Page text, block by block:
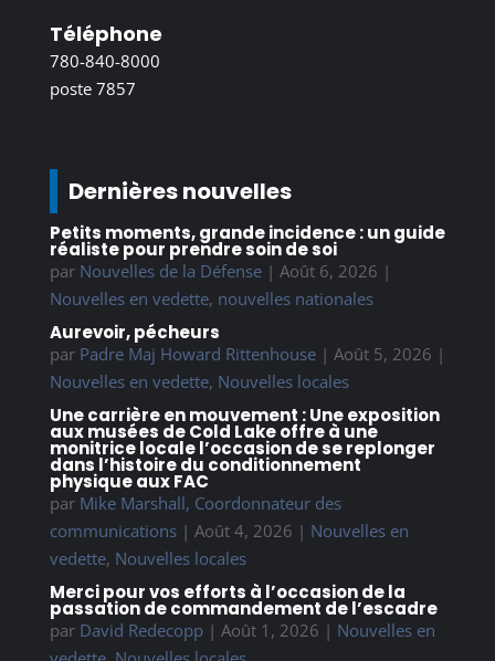
Téléphone
780-840-8000
poste 7857
Dernières nouvelles
Petits moments, grande incidence : un guide
réaliste pour prendre soin de soi
par Nouvelles de la Défense| Août 6, 2026 |
Nouvelles en vedette, nouvelles nationales
Aurevoir, pécheurs
par Padre Maj Howard Rittenhouse| Août 5, 2026 |
Nouvelles en vedette, Nouvelles locales
Une carrière en mouvement : Une exposition
aux musées de Cold Lake offre à une
monitrice locale l’occasion de se replonger
dans l’histoire du conditionnement
physique aux FAC
par Mike Marshall, Coordonnateur des
communications| Août 4, 2026 | Nouvelles en
vedette, Nouvelles locales
Merci pour vos efforts à l’occasion de la
passation de commandement de l’escadre
par David Redecopp| Août 1, 2026 | Nouvelles en